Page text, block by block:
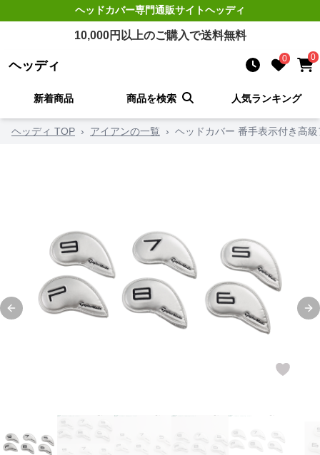
ヘッドカバー専門通販サイトヘッディ
10,000円以上のご購入で送料無料
ヘッディ 0 0
新着商品 商品を検索 人気ランキング
ヘッディ TOP › アイアンの一覧 › ヘッドカバー 番手表示付き高
Previous slide